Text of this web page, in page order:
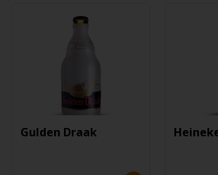
Gulden Draak